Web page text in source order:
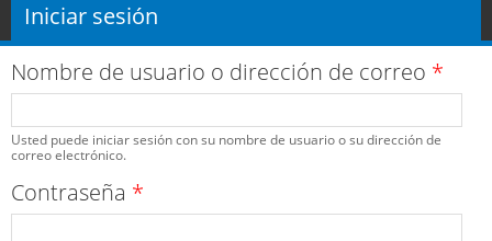
Iniciar sesión
Nombre de usuario o dirección de correo *
Usted puede iniciar sesión con su nombre de usuario o su dirección de
correo electrónico.
Contraseña *